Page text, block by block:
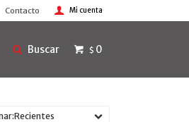
$ 0
Contacto
Recientes